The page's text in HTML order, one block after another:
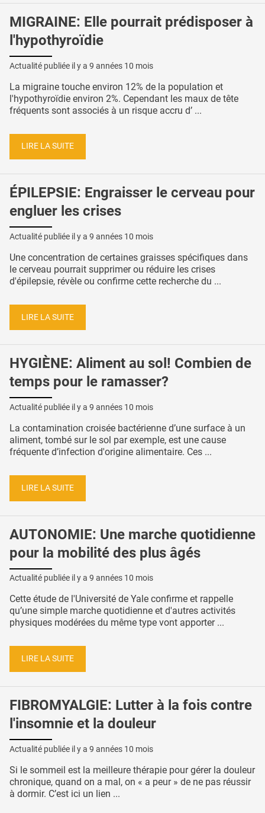
MIGRAINE: Elle pourrait prédisposer à
l'hypothyroïdie
Actualité publiée il y a 9 années 10 mois
La migraine touche environ 12% de la population et
l'hypothyroïdie environ 2%. Cependant les maux de tête
fréquents sont associés à un risque accru d’ ...
LIRE LA SUITE
ÉPILEPSIE: Engraisser le cerveau pour
engluer les crises
Actualité publiée il y a 9 années 10 mois
Une concentration de certaines graisses spécifiques dans
le cerveau pourrait supprimer ou réduire les crises
d'épilepsie, révèle ou confirme cette recherche du ...
LIRE LA SUITE
HYGIÈNE: Aliment au sol! Combien de
temps pour le ramasser?
Actualité publiée il y a 9 années 10 mois
La contamination croisée bactérienne d’une surface à un
aliment, tombé sur le sol par exemple, est une cause
fréquente d’infection d'origine alimentaire. Ces ...
LIRE LA SUITE
AUTONOMIE: Une marche quotidienne
pour la mobilité des plus âgés
Actualité publiée il y a 9 années 10 mois
Cette étude de l'Université de Yale confirme et rappelle
qu’une simple marche quotidienne et d'autres activités
physiques modérées du même type vont apporter ...
LIRE LA SUITE
FIBROMYALGIE: Lutter à la fois contre
l'insomnie et la douleur
Actualité publiée il y a 9 années 10 mois
Si le sommeil est la meilleure thérapie pour gérer la douleur
chronique, quand on a mal, on « a peur » de ne pas réussir
à dormir. C’est ici un lien ...